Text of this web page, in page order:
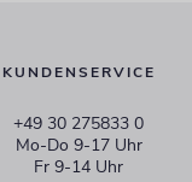
KUNDENSERVICE
+49 30 275833 0
Mo-Do 9-17 Uhr
Fr 9-14 Uhr